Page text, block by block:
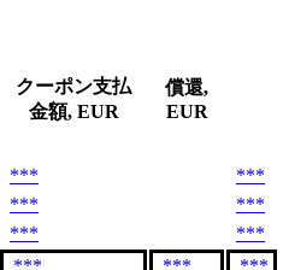
クーポン支払
金額, EUR
償還,
EUR
***
***
***
***
***
***